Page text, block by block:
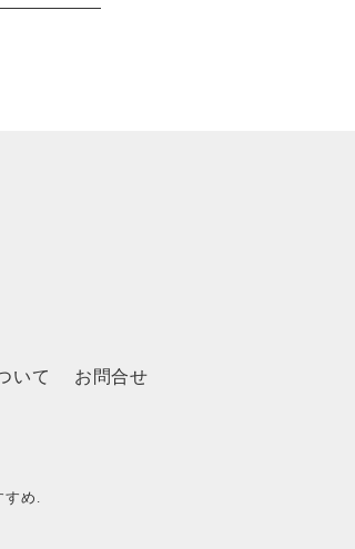
いて お問合せ
すめ.